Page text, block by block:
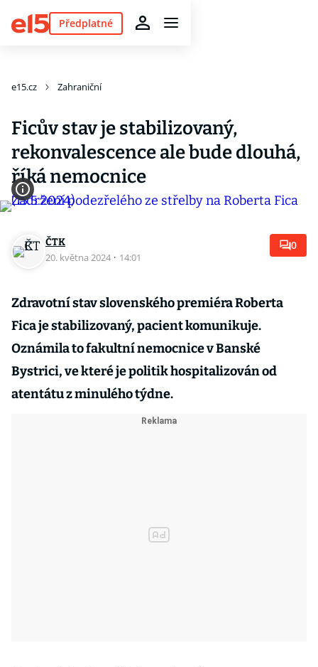
Předplatné
e15.cz Zahraniční
Ficův stav je stabilizovaný,
rekonvalescence ale bude dlouhá,
říká nemocnice
ČTK
20. května 2024 · 14:01
0
Zdravotní stav slovenského premiéra Roberta
Fica je stabilizovaný, pacient komunikuje.
Oznámila to fakultní nemocnice v Banské
Bystrici, ve které je politik hospitalizován od
atentátu z minulého týdne.